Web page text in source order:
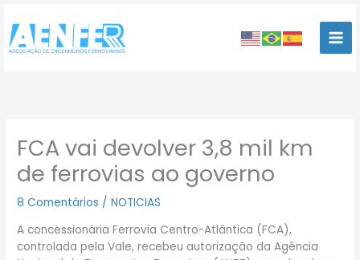
para
conteúdo
FCA vai devolver 3,8 mil km
de ferrovias ao governo
8 Comentários /NOTICIAS
A concessionária Ferrovia Centro-Atlântica (FCA),
controlada pela Vale, recebeu autorização da Agência